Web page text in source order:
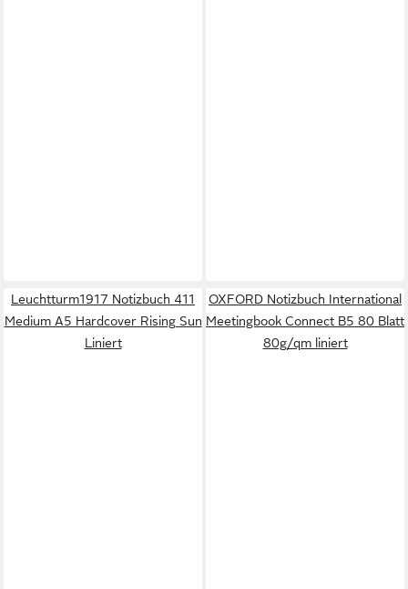
Leuchtturm1917 Notizbuch 411
Medium A5 Hardcover Rising Sun
Liniert
OXFORD Notizbuch International
Meetingbook Connect B5 80 Blatt
80g/qm liniert